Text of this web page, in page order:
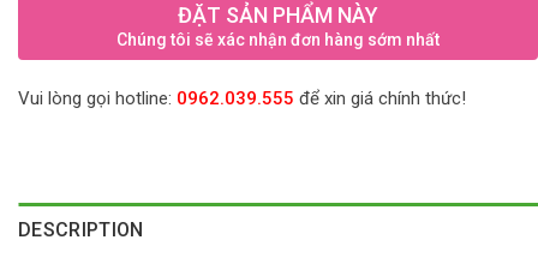
ĐẶT SẢN PHẨM NÀY
Chúng tôi sẽ xác nhận đơn hàng sớm nhất
Vui lòng gọi hotline: 0962.039.555 để xin giá chính thức!
DESCRIPTION